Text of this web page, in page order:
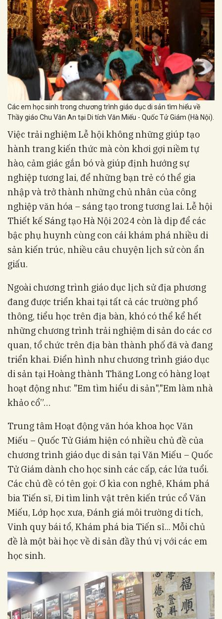
Các em học sinh trong chương trình giáo dục di sản tìm hiểu về
Thầy giáo Chu Văn An tại Di tích Văn Miếu - Quốc Tử Giám (Hà Nội).
Việc trải nghiệm Lễ hội không những giúp tạo
hành trang kiến thức mà còn khơi gợi niềm tự
hào, cảm giác gắn bó và giúp định hướng sự
nghiệp tương lai, để những bạn trẻ có thể gia
nhập và trở thành những chủ nhân của công
nghiệp văn hóa – sáng tạo trong tương lai. Lễ hội
Thiết kế Sáng tạo Hà Nội 2024 còn là dịp để các
bậc phụ huynh cùng con cái khám phá nhiều di
sản kiến trúc, nhiều câu chuyện lịch sử còn ẩn
giấu.
Ngoài chương trình giáo dục lịch sử địa phương
đang được triển khai tại tất cả các trường phổ
thông, tiểu học trên địa bàn, khó có thể kể hết
những chương trình trải nghiệm di sản do các cơ
quan, tổ chức trên địa bàn thành phố đã và đang
triển khai. Điển hình như chương trình giáo dục
di sản tại Hoàng thành Thăng Long có hàng loạt
hoạt động như: "Em tìm hiểu di sản","Em làm nhà
khảo cổ”…
Trung tâm Hoạt động văn hóa khoa học Văn
Miếu – Quốc Tử Giám hiện có nhiều chủ đề của
chương trình giáo dục di sản tại Văn Miếu – Quốc
Tử Giám dành cho học sinh các cấp, các lứa tuổi.
Các chủ đề có tên gọi: Ơ kìa con nghê, Khám phá
bia Tiến sĩ, Đi tìm linh vật trên kiến trúc cổ Văn
Miếu, Lớp học xưa, Đánh giá môi trường di tích,
Vinh quy bái tổ, Khám phá bia Tiến sĩ... Mỗi chủ
đề là một bài học về di sản đầy thú vị với các em
học sinh.